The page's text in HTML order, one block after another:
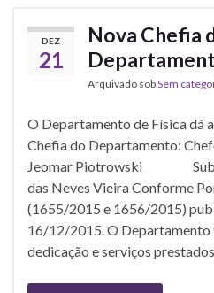
DEZ
21
Nova Chefia
Arquivado sobSem
O Departamento de Física dá
Chefia do Departamento:
Jeomar Piotrowski
das Neves Vieira Conforme
(1655/2015 e 1656/2015)
16/12/2015. O Departamento
dedicação e serviços prestados